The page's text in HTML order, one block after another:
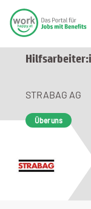
STRABAG AG
Über uns